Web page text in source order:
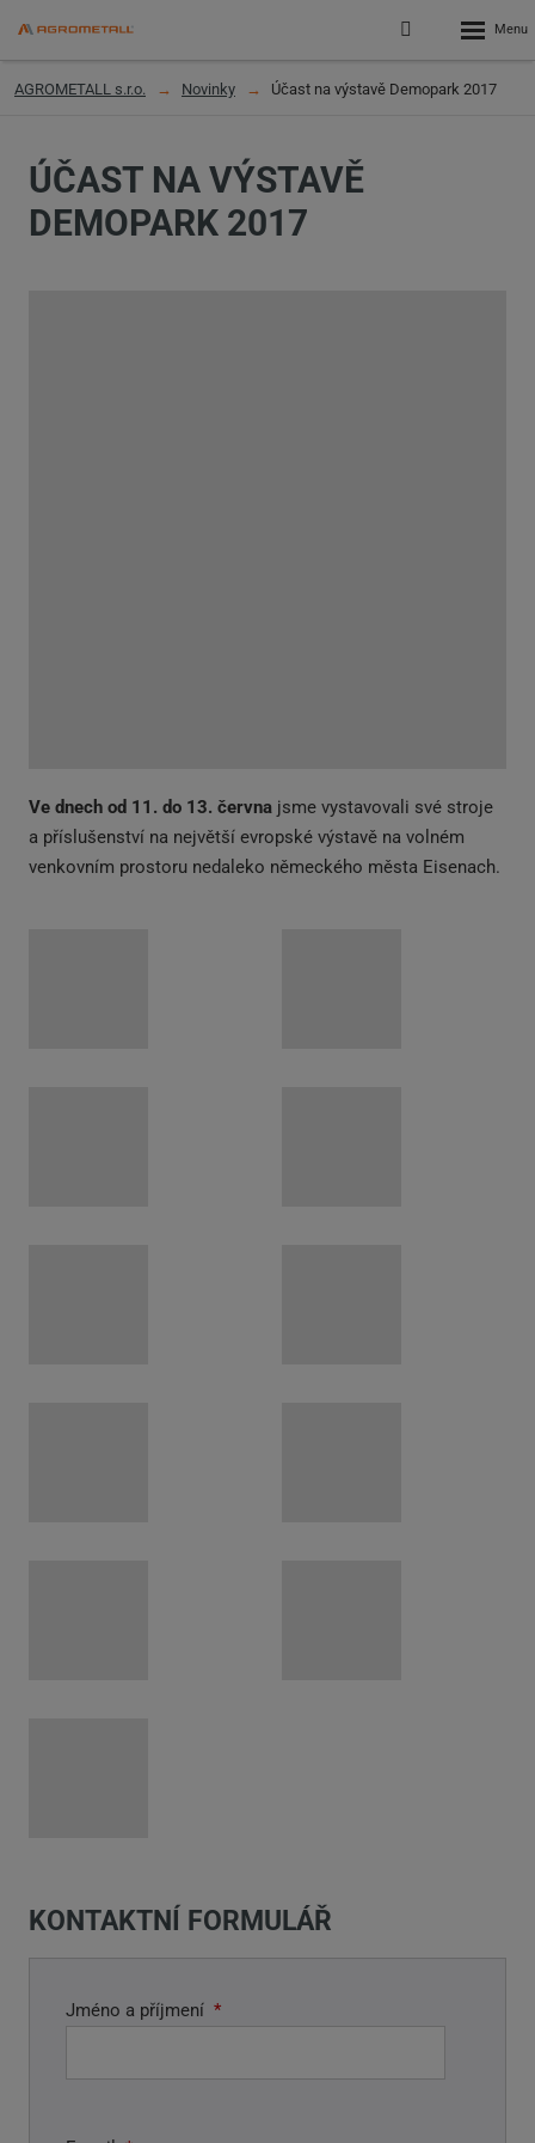
Přihlášení
do
klienstké
menu
AGROMETALL s.r.o. Novinky Účast na výstavě Demopark 2017
ÚČAST NA VÝSTAVĚ
DEMOPARK 2017
Ve dnech od 11. do 13. června jsme vystavovali své stroje
a příslušenství na největší evropské výstavě na volném
venkovním prostoru nedaleko německého města Eisenach.
KONTAKTNÍ FORMULÁŘ
Jméno a příjmení *